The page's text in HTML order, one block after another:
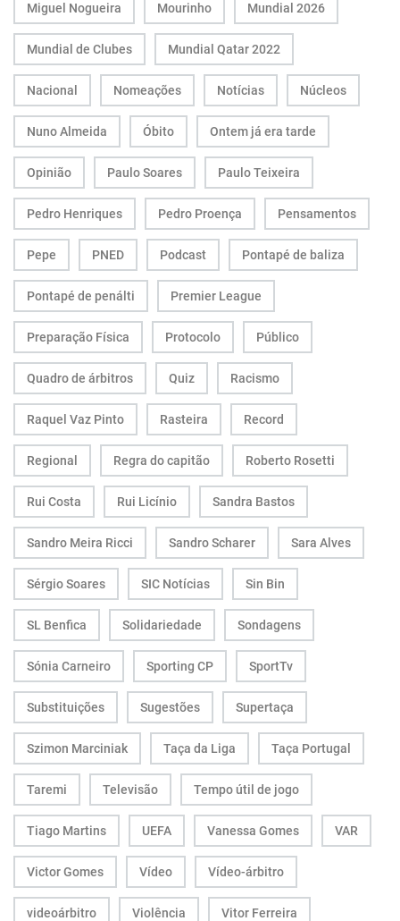
Miguel Nogueira Mourinho Mundial 2026
Mundial de Clubes Mundial Qatar 2022
Nacional Nomeações Notícias Núcleos
Nuno Almeida Óbito Ontem já era tarde
Opinião Paulo Soares Paulo Teixeira
Pedro Henriques Pedro Proença Pensamentos
Pepe PNED Podcast Pontapé de baliza
Pontapé de penálti Premier League
Preparação Física Protocolo Público
Quadro de árbitros Quiz Racismo
Raquel Vaz Pinto Rasteira Record
Regional Regra do capitão Roberto Rosetti
Rui Costa Rui Licínio Sandra Bastos
Sandro Meira Ricci Sandro Scharer Sara Alves
Sérgio Soares SIC Notícias Sin Bin
SL Benfica Solidariedade Sondagens
Sónia Carneiro Sporting CP SportTv
Substituições Sugestões Supertaça
Szimon Marciniak Taça da Liga Taça Portugal
Taremi Televisão Tempo útil de jogo
Tiago Martins UEFA Vanessa Gomes VAR
Victor Gomes Vídeo Vídeo-árbitro
videoárbitro Violência Vitor Ferreira